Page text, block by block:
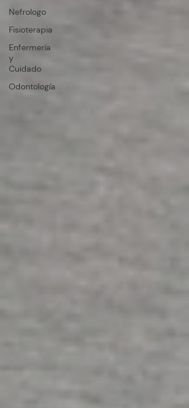
Nefrologo
Fisioterapia
Enfermería
y
Cuidado
Odontología